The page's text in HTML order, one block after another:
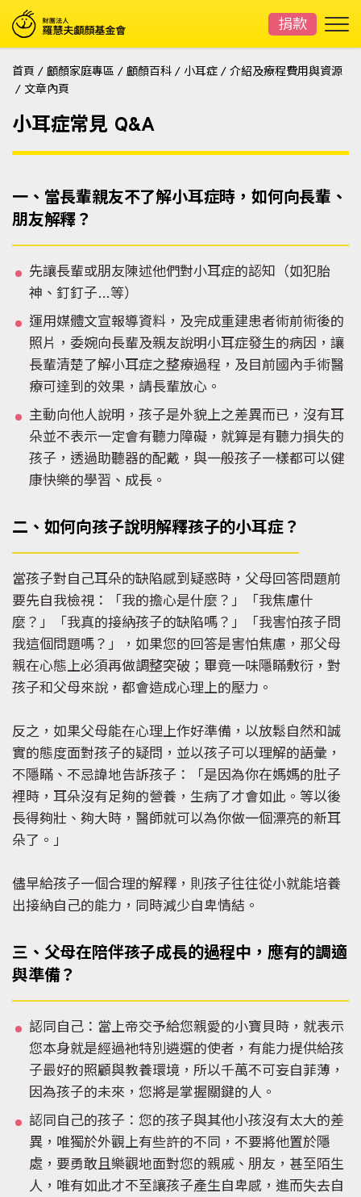
捐款
首頁 / 顱顏家庭專區 / 顱顏百科 / 小耳症 / 介紹及療程費用與資源
/ 文章內頁
小耳症常見 Q&A
一、當長輩親友不了解小耳症時，如何向長輩、
朋友解釋？
先讓長輩或朋友陳述他們對小耳症的認知（如犯胎
神、釘釘子…等）
運用媒體文宣報導資料，及完成重建患者術前術後的
照片，委婉向長輩及親友說明小耳症發生的病因，讓
長輩清楚了解小耳症之整療過程，及目前國內手術醫
療可達到的效果，請長輩放心。
主動向他人說明，孩子是外貌上之差異而已，沒有耳
朵並不表示一定會有聽力障礙，就算是有聽力損失的
孩子，透過助聽器的配戴，與一般孩子一樣都可以健
康快樂的學習、成長。
二、如何向孩子說明解釋孩子的小耳症？
當孩子對自己耳朵的缺陷感到疑惑時，父母回答問題前
要先自我檢視：「我的擔心是什麼？」「我焦慮什
麼？」「我真的接納孩子的缺陷嗎？」「我害怕孩子問
我這個問題嗎？」，如果您的回答是害怕焦慮，那父母
親在心態上必須再做調整突破；畢竟一味隱瞞敷衍，對
孩子和父母來說，都會造成心理上的壓力。
反之，如果父母能在心理上作好準備，以放鬆自然和誠
實的態度面對孩子的疑問，並以孩子可以理解的語彙，
不隱瞞、不忌諱地告訴孩子：「是因為你在媽媽的肚子
裡時，耳朵沒有足夠的營養，生病了才會如此。等以後
長得夠壯、夠大時，醫師就可以為你做一個漂亮的新耳
朵了。」
儘早給孩子一個合理的解釋，則孩子往往從小就能培養
出接納自己的能力，同時減少自卑情結。
三、父母在陪伴孩子成長的過程中，應有的調適
與準備？
認同自己：當上帝交予給您親愛的小寶貝時，就表示
您本身就是經過衪特別遴選的使者，有能力提供給孩
子最好的照顧與教養環境，所以千萬不可妄自菲薄，
因為孩子的未來，您將是掌握關鍵的人。
認同自己的孩子：您的孩子與其他小孩沒有太大的差
異，唯獨於外觀上有些許的不同，不要將他置於隱
處，要勇敢且樂觀地面對您的親戚、朋友，甚至陌生
人，唯有如此才不至讓孩子產生自卑感，進而失去自